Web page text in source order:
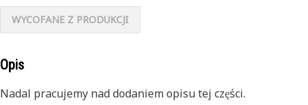
WYCOFANE Z PRODUKCJI
Opis
Nadal pracujemy nad dodaniem opisu tej części.